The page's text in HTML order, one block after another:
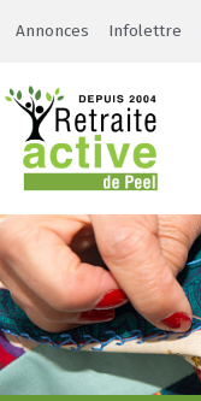
Annonces Infolettre